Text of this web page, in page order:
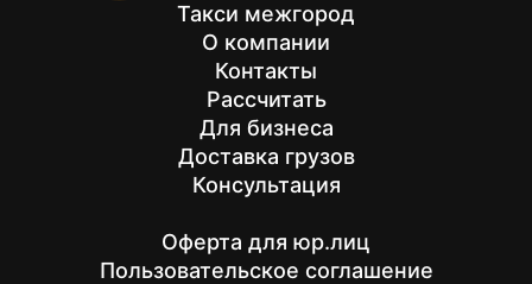
Такси межгород
О компании
Контакты
Рассчитать
Для бизнеса
Доставка грузов
Консультация
Оферта для юр.лиц
Пользовательское соглашение